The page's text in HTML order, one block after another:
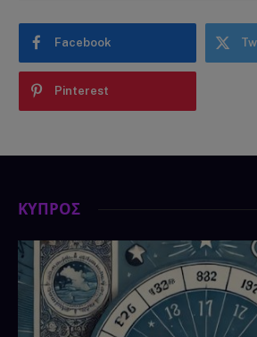
Facebook
Pinterest
ΚΥΠΡΟΣ